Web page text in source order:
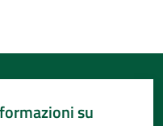
su